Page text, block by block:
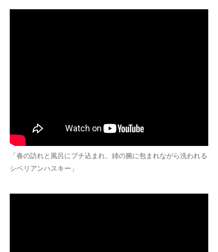
「春の訪れと風呂にブチ込まれ、姉の腕に包まれながら洗われる
シベリアンハスキー」